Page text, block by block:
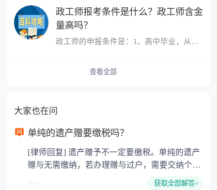
政工师报考条件是什么？政工师含金
量高吗？
政工师的申报条件是：1、高中毕业，从事思想政治工作三年以上;2、大
查看全部
大家也在问
单纯的遗产赠要缴税吗？
[律师回复] 遗产赠予不一定要缴税。单纯的遗产
赠与无需缴纳，若办理赠与过户，需要交纳个人
所得税、契税和公证费。赠与过户是没有增值税
获取全部解答>